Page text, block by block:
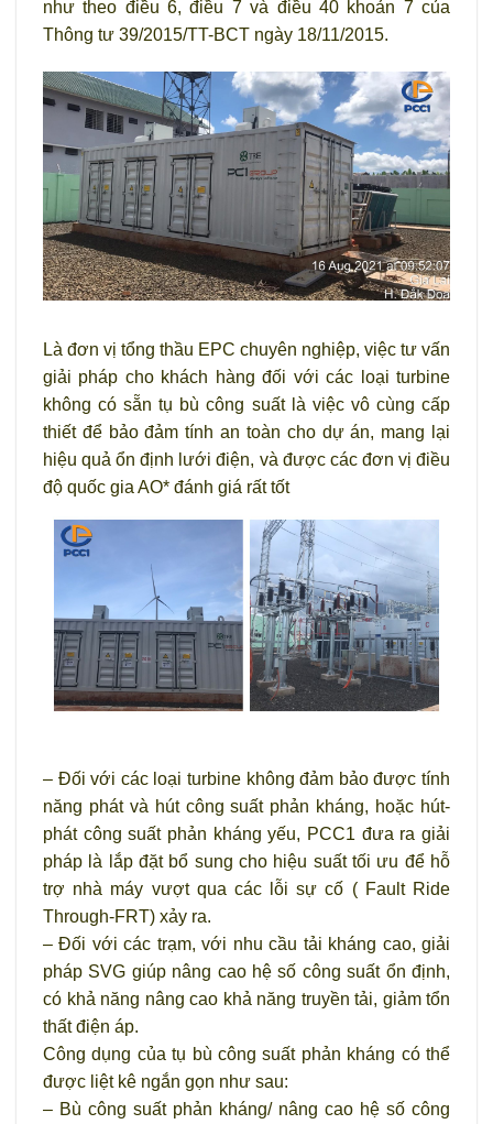
như theo điều 6, điều 7 và điều 40 khoản 7 của
Thông tư 39/2015/TT-BCT ngày 18/11/2015.
Là đơn vị tổng thầu EPC chuyên nghiệp, việc tư vấn
giải pháp cho khách hàng đối với các loại turbine
không có sẵn tụ bù công suất là việc vô cùng cấp
thiết để bảo đảm tính an toàn cho dự án, mang lại
hiệu quả ổn định lưới điện, và được các đơn vị điều
độ quốc gia AO* đánh giá rất tốt
– Đối với các loại turbine không đảm bảo được tính
năng phát và hút công suất phản kháng, hoặc hút-
phát công suất phản kháng yếu, PCC1 đưa ra giải
pháp là lắp đặt bổ sung cho hiệu suất tối ưu để hỗ
trợ nhà máy vượt qua các lỗi sự cố ( Fault Ride
Through-FRT) xảy ra.
– Đối với các trạm, với nhu cầu tải kháng cao, giải
pháp SVG giúp nâng cao hệ số công suất ổn định,
có khả năng nâng cao khả năng truyền tải, giảm tổn
thất điện áp.
Công dụng của tụ bù công suất phản kháng có thể
được liệt kê ngắn gọn như sau:
– Bù công suất phản kháng/ nâng cao hệ số công